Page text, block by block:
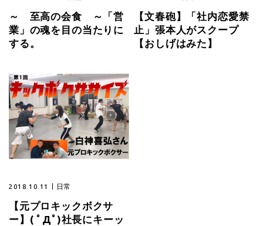
～ 至高の会食 ～「営
業」の魂を目の当たりに
する。
【文春砲】「社内恋愛禁
止」張本人がスクープ
【おしげはみた】
2018.10.11 日常
【元プロキックボクサ
ー】( ﾟДﾟ)社長にキーッ